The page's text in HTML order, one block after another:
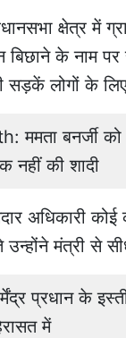
क्षेत्र में
बिछाने के नाम
लोगों के लिए
बनर्जी को
नहीं की शादी
अधिकारी कोई
मंत्री से
प्रधान के
में